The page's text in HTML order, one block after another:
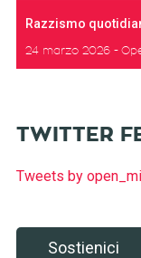
Razzismo
24 marzo 2026
TWITTER
Tweets by
Sostienici